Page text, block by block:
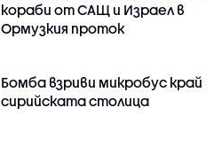
кораби от САЩ и Израел в
Ормузкия проток
Бомба взриви микробус край
сирийската столица